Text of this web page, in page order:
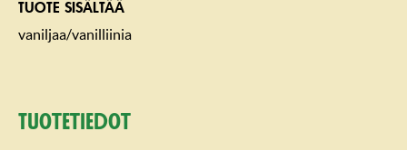
TUOTE SISÄLTÄÄ
vaniljaa/vanilliinia
Tuotetiedot